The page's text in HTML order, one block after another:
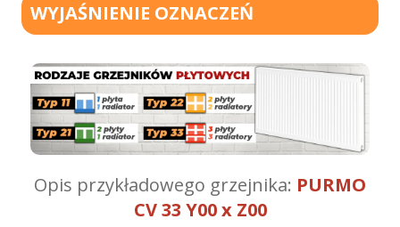
WYJAŚNIENIE OZNACZEŃ
Opis przykładowego grzejnika: PURMO
CV 33 Y00 x Z00